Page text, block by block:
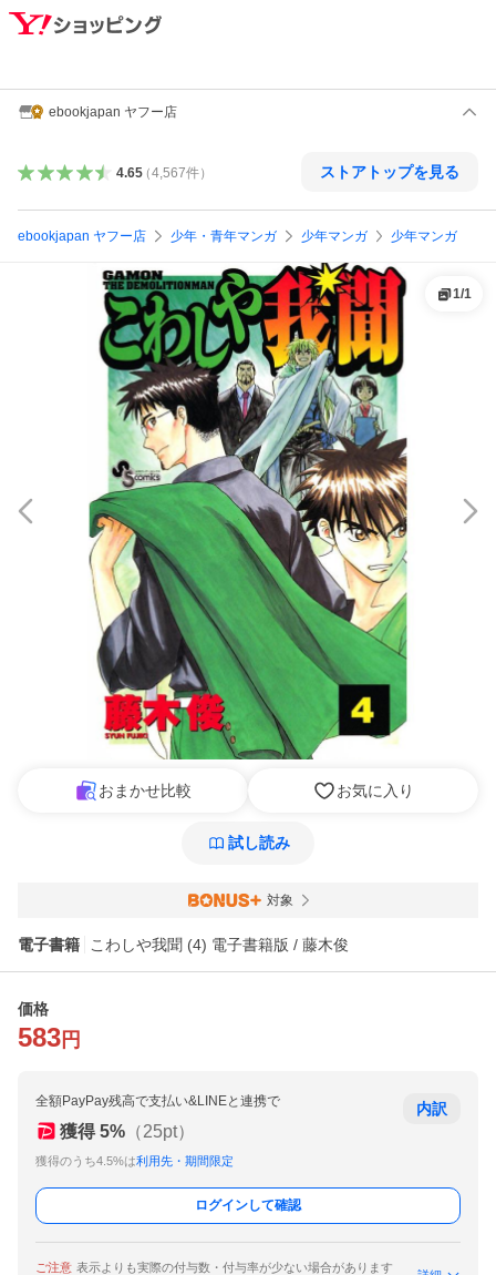
ebookjapan ヤフー店
4.65（4,567件） ストアトップを見る
ebookjapan ヤフー店 少年・青年マンガ 少年マンガ 少年マンガ
1/1
おまかせ比較 お気に入り
試し読み
対象
電子書籍 こわしや我聞 (4) 電子書籍版 / 藤木俊
価格
583 円
全額PayPay残高で支払い&LINEと連携で
獲得 5% （25pt）
獲得のうち4.5%は利用先・期間限定
内訳
ログインして確認
ご注意 表示よりも実際の付与数・付与率が少ない場合があります